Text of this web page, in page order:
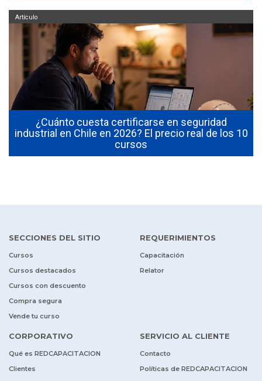
¿Cuánto cuesta certificarse en seguridad
industrial en Chile en 2026? El precio real de los 10
cursos
Artículo
SECCIONES DEL SITIO
Cursos
Cursos destacados
Cursos con descuento
Compra segura
Vende tu curso
REQUERIMIENTOS
Capacitación
Relator
CORPORATIVO
Qué es REDCAPACITACION
Clientes
SERVICIO AL CLIENTE
Contacto
Políticas de REDCAPACITACION